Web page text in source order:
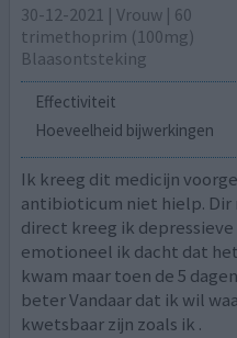
30-12-2021 | Vrouw | 60
trimethoprim (100mg)
Blaasontsteking
Effectiviteit
Hoeveelheid bijwerkingen
Ik kreeg dit medicijn
antibioticum niet hielp. Dir
direct kreeg ik
emotioneel ik dacht dat
kwam maar toen de 5
beter Vandaar dat ik wil
kwetsbaar zijn zoals ik .